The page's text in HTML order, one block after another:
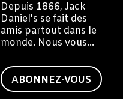
Depuis 1866, Jack
Daniel's se fait des
amis partout dans le
monde. Nous vous
vous aussi un ami de
Jack.ABONNEZ-VOUS